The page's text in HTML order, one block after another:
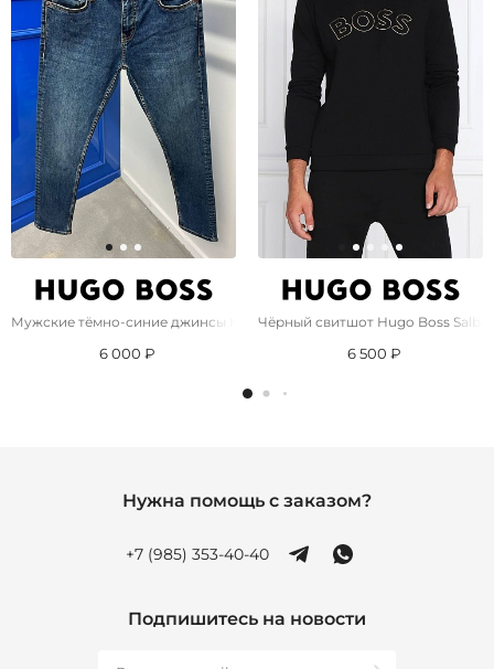
Мужские тёмно-синие джинсы Hugo Boss
6 000 ₽
Чёрный свитшот Hugo Boss Salbo
6 500 ₽
Нужна помощь с заказом?
+7 (985) 353-40-40
Подпишитесь на новости